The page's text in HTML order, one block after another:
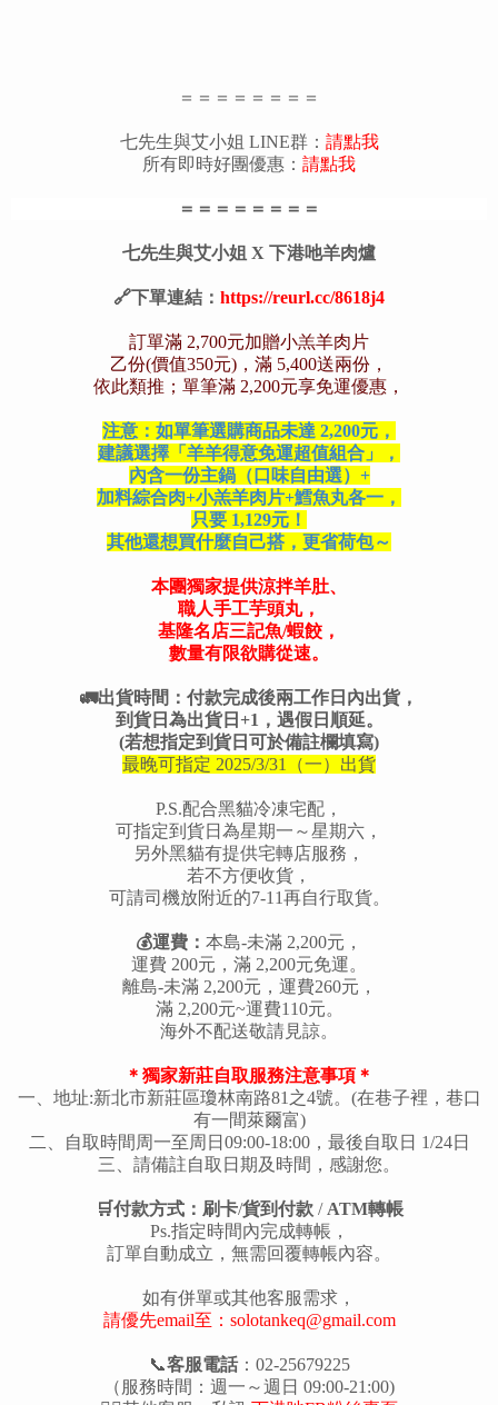
＝＝＝＝＝＝＝＝
七先生與艾小姐 LINE群： 請點我
所有即時好團優惠： 請點我
＝＝＝＝＝＝＝＝
七先生與艾小姐 X 下港吔羊肉爐
🔗下單連結： https://reurl.cc/8618j4
訂單滿 2,700元加贈小羔羊肉片
乙份(價值350元)，滿 5,400送兩份，
依此類推；單筆滿 2,200元享免運優惠，
注意：如單筆選購商品未達 2,200元，
建議選擇「羊羊得意免運超值組合」，
內含一份主鍋（口味自由選）+
加料綜合肉+小羔羊肉片+鱈魚丸各一，
只要 1,129元！
其他還想買什麼自己搭，更省荷包～
本團獨家提供涼拌羊肚、
職人手工芋頭丸，
基隆名店三記魚/蝦餃，
數量有限欲購從速。
🚛出貨時間：付款完成後兩工作日內出貨，
到貨日為出貨日+1，遇假日順延。
(若想指定到貨日可於備註欄填寫)
最晚可指定 2025/3/31（一）出貨
P.S.配合黑貓冷凍宅配，
可指定到貨日為星期一～星期六，
另外黑貓有提供宅轉店服務，
若不方便收貨，
可請司機放附近的7-11再自行取貨。
💰運費： 本島-未滿 2,200元，
運費 200元，滿 2,200元免運。
離島-未滿 2,200元，運費260元，
滿 2,200元~運費110元。
海外不配送敬請見諒。
＊獨家新莊自取服務注意事項＊
一、地址:新北市新莊區瓊林南路81之4號。(在巷子裡，巷口
有一間萊爾富)
二、自取時間周一至周日09:00-18:00，最後自取日 1/24日
三、請備註自取日期及時間，感謝您。
🛒付款方式：刷卡/貨到付款 / ATM轉帳
Ps.指定時間內完成轉帳，
訂單自動成立，無需回覆轉帳內容。
如有併單或其他客服需求，
請優先email至：solotankeq@gmail.com
📞客服電話：02-25679225
（服務時間：週一～週日 09:00-21:00)